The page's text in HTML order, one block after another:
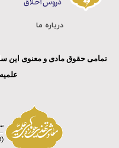
درباره ما
تمامی حقوق مادی و معنوی این